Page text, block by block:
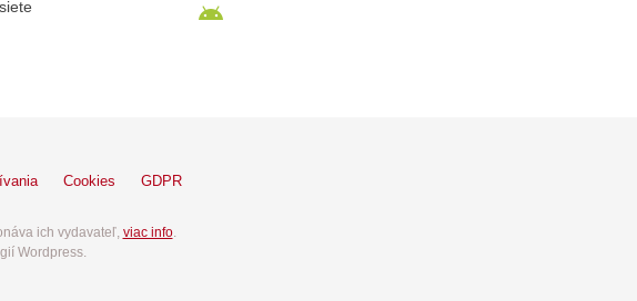
Cookies GDPR
ich vydavateľ, viac info.
Wordpress.